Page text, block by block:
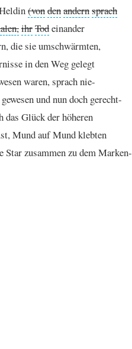
(vondenandernsprach
ihrTodeinander
diesieumschwärmten,
indenWeg gelegt
waren,sprachnie-
gewesenundnundoch gerecht-
das Glückderhöheren
MundaufMundklebten
StarzusammenzudemMarken-